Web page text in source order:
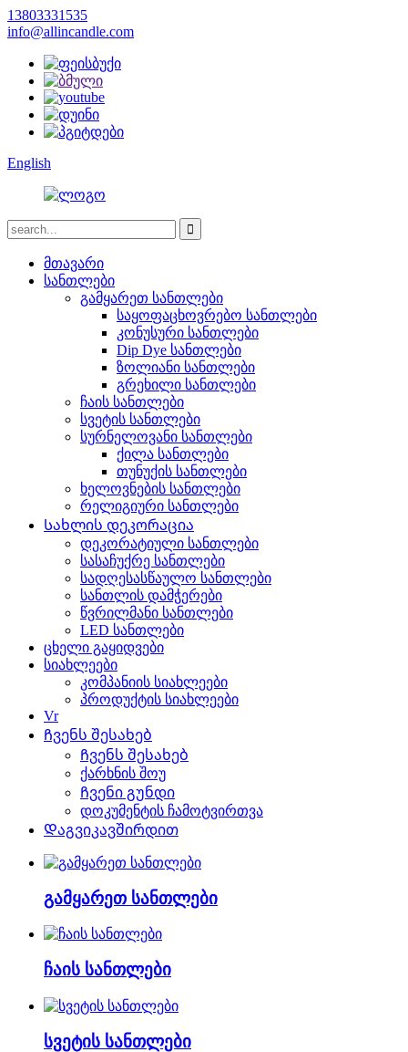
13803331535
info@allincandle.com
English
მთავარი
სანთლები
გამყარეთ სანთლები
საყოფაცხოვრებო სანთლები
კონუსური სანთლები
Dip Dye სანთლები
ზოლიანი სანთლები
გრეხილი სანთლები
ჩაის სანთლები
სვეტის სანთლები
სურნელოვანი სანთლები
ქილა სანთლები
თუნუქის სანთლები
ხელოვნების სანთლები
რელიგიური სანთლები
Სახლის დეკორაცია
დეკორატიული სანთლები
სასაჩუქრე სანთლები
სადღესასწაულო სანთლები
სანთლის დამჭერები
წვრილმანი სანთლები
LED სანთლები
ცხელი გაყიდვები
სიახლეები
კომპანიის სიახლეები
პროდუქტის სიახლეები
Vr
Ჩვენს შესახებ
Ჩვენს შესახებ
ქარხნის შოუ
Ჩვენი გუნდი
დოკუმენტის ჩამოტვირთვა
Დაგვიკავშირდით
გამყარეთ სანთლები
ჩაის სანთლები
სვეტის სანთლები